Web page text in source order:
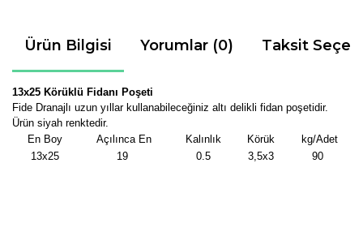
Ürün Bilgisi Yorumlar (0) Taksit
13x25 Körüklü Fidanı Poşeti
Fide Dranajlı uzun yıllar kullanabileceğiniz altı delikli fidan poşetidir.
Ürün siyah renktedir.
En Boy
Açılınca En Kalınlık Körük
kg/Adet
13x25
19 0.5 3,5x3 90